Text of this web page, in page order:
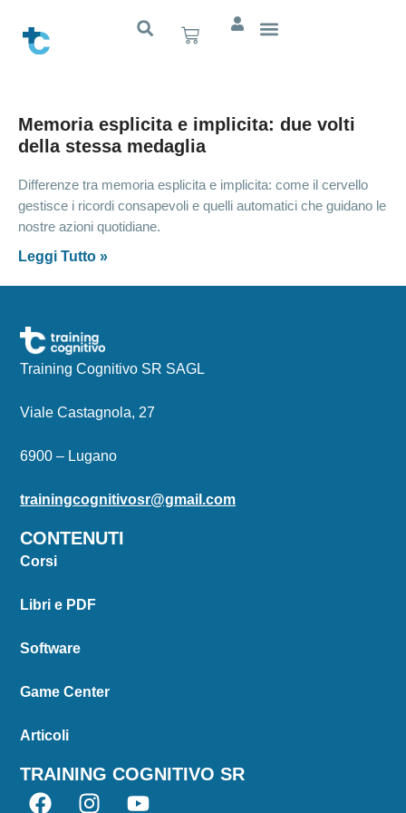
Memoria esplicita e implicita: due volti
della stessa medaglia
Differenze tra memoria esplicita e implicita: come il cervello
gestisce i ricordi consapevoli e quelli automatici che guidano le
nostre azioni quotidiane.
Leggi Tutto »
Training Cognitivo SR SAGL
Viale Castagnola, 27
6900 – Lugano
trainingcognitivosr@gmail.com
CONTENUTI
Corsi
Libri e PDF
Software
Game Center
Articoli
TRAINING COGNITIVO SR